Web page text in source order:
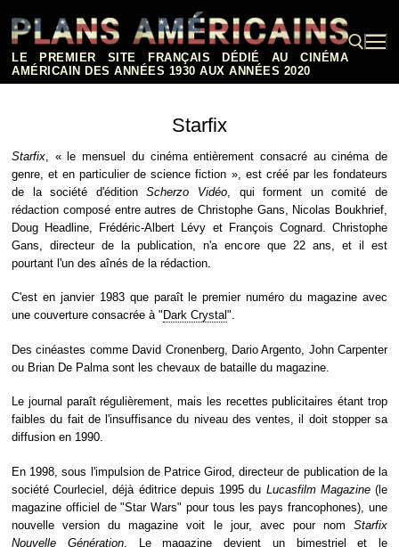
contenu
LE PREMIER SITE FRANÇAIS DÉDIÉ AU CINÉMA
AMÉRICAIN DES ANNÉES 1930 AUX ANNÉES 2020
Starfix
Starfix, « le mensuel du cinéma entièrement consacré au cinéma de
genre, et en particulier de science fiction », est créé par les fondateurs
de la société d'éditionScherzo Vidéo, qui forment un comité de
rédaction composé entre autres de Christophe Gans, Nicolas Boukhrief,
Doug Headline, Frédéric-Albert Lévy et François Cognard. Christophe
Gans, directeur de la publication, n'a encore que 22 ans, et il est
pourtant l'un des aînés de la rédaction.
C'est en janvier 1983 que paraît le premier numéro du magazine avec
une couverture consacrée à " Dark Crystal".
Des cinéastes comme David Cronenberg, Dario Argento, John Carpenter
ou Brian De Palma sont les chevaux de bataille du magazine.
Le journal paraît régulièrement, mais les recettes publicitaires étant trop
faibles du fait de l'insuffisance du niveau des ventes, il doit stopper sa
diffusion en 1990.
En 1998, sous l'impulsion de Patrice Girod, directeur de publication de la
société Courleciel, déjà éditrice depuis 1995 du Lucasfilm Magazine(le
magazine officiel de "Star Wars" pour tous les pays francophones), une
nouvelle version du magazine voit le jour, avec pour nom Starfix
Nouvelle Génération. Le magazine devient un bimestriel et le